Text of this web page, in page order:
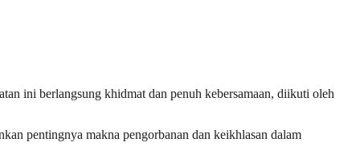
ini berlangsung khidmat dan penuh kebersamaan, diikuti oleh
pentingnya makna pengorbanan dan keikhlasan dalam